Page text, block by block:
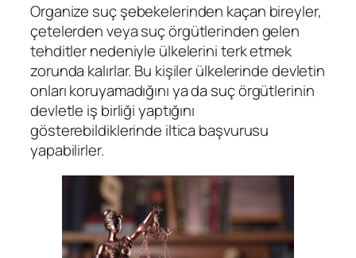
Organize suç şebekelerinden kaçan bireyler,
çetelerden veya suç örgütlerinden gelen
tehditler nedeniyle ülkelerini terk etmek
zorunda kalırlar. Bu kişiler ülkelerinde devletin
onları koruyamadığını ya da suç örgütlerinin
devletle iş birliği yaptığını
gösterebildiklerinde iltica başvurusu
yapabilirler.